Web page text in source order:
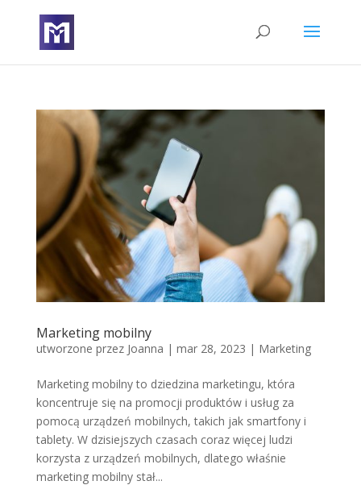
Marketing mobilny
utworzone przez Joanna | mar 28, 2023 | Marketing
Marketing mobilny to dziedzina marketingu, która
koncentruje się na promocji produktów i usług za
pomocą urządzeń mobilnych, takich jak smartfony i
tablety. W dzisiejszych czasach coraz więcej ludzi
korzysta z urządzeń mobilnych, dlatego właśnie
marketing mobilny stał...